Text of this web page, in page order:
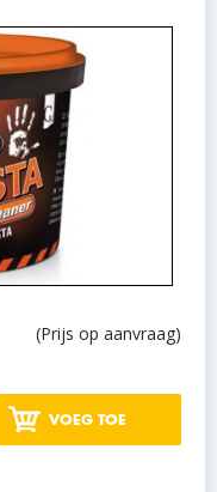
(Prijs op aanvraag)
VOEG TOE